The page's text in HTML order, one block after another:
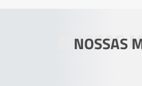
NOSSAS
NOSSAS